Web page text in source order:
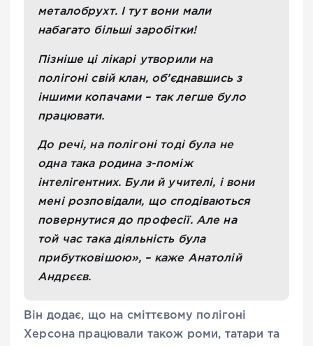
металобрухт. І тут вони мали
набагато більші заробітки!
Пізніше ці лікарі утворили на
полігоні свій клан, об’єднавшись з
іншими копачами – так легше було
працювати.
До речі, на полігоні тоді була не
одна така родина з-поміж
інтелігентних. Були й учителі, і вони
мені розповідали, що сподіваються
повернутися до професії. Але на
той час така діяльність була
прибутковішою», – каже Анатолій
Андрєєв.
Він додає, що на сміттєвому полігоні
Херсона працювали також роми, татари та